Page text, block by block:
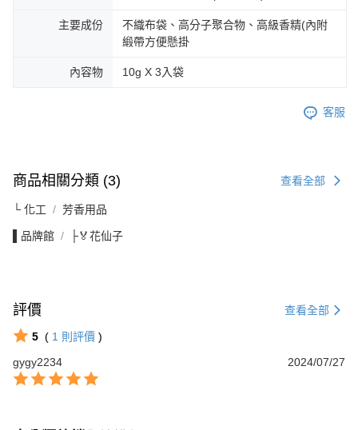
主要成份
不織布袋、高分子聚合物、高級香精(內附
緞帶方便懸掛
內容物 10g X 3入袋
客服
商品相關分類 (3) 查看全部
└ 化工 芳香用品
▌品牌館 ├🏅花仙子
評價 查看全部
5 ( 1 則評價 )
gygy2234
2024/07/27